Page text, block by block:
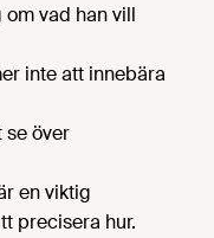
vad han vill
inte att innebära
se över
en viktig
precisera hur.